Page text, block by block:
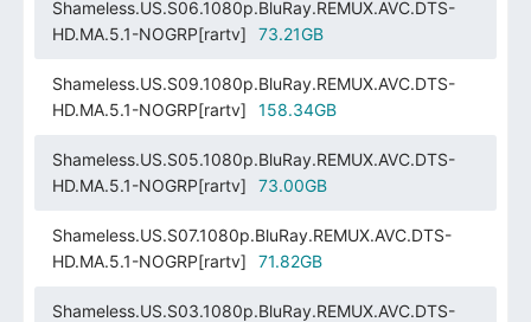
Shameless.US.S06.1080p.BluRay.REMUX.AVC.DTS-
HD.MA.5.1-NOGRP[rartv]
73.21GB
Shameless.US.S09.1080p.BluRay.REMUX.AVC.DTS-
HD.MA.5.1-NOGRP[rartv]
158.34GB
Shameless.US.S05.1080p.BluRay.REMUX.AVC.DTS-
HD.MA.5.1-NOGRP[rartv]
73.00GB
Shameless.US.S07.1080p.BluRay.REMUX.AVC.DTS-
HD.MA.5.1-NOGRP[rartv]
71.82GB
Shameless.US.S03.1080p.BluRay.REMUX.AVC.DTS-